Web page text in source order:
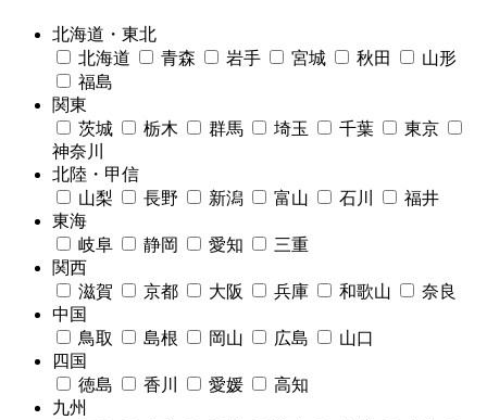
北海道・東北
北海道
青森 岩手 宮城 秋田
山形
福島
関東
茨城
栃木 群馬 埼玉 千葉
東京
神奈川
北陸・甲信
山梨
長野 新潟 富山 石川
福井
東海
岐阜
静岡 愛知
三重
関西
滋賀
京都 大阪 兵庫 和歌山
奈良
中国
鳥取
島根 岡山 広島
山口
四国
徳島
香川 愛媛
高知
九州